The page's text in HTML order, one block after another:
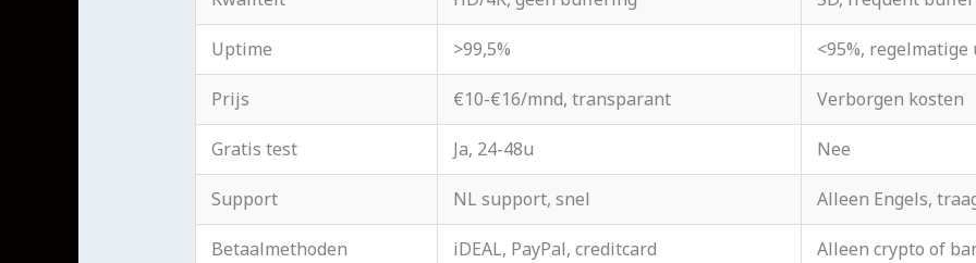
Uptime >99,5% <95%, regelmatige
Prijs €10-€16/mnd, transparant Verborgen kosten
Gratis test Ja, 24-48u Nee
Support NL support, snel Alleen Engels,
Betaalmethoden iDEAL, PayPal, creditcard Alleen crypto of